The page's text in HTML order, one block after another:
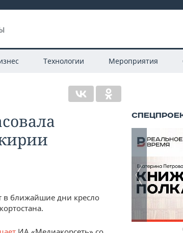
Технологии Мероприятия
в ближайшие дни кресло